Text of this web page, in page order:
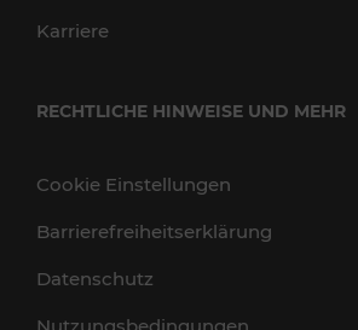
Karriere
RECHTLICHE HINWEISE UND MEHR
Cookie Einstellungen
Barrierefreiheitserklärung
Datenschutz